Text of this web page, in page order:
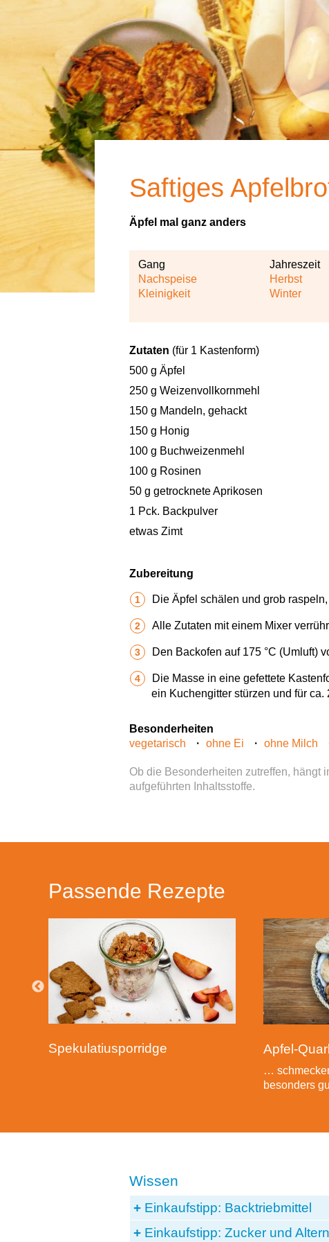
Saftiges
Äpfel mal ganz anders
Gang
Nachspeise
Kleinigkeit
Jahreszeit
Herbst
Winter
Zutaten (für 1 Kastenform)
500 g Äpfel
250 g Weizenvollkornmehl
150 g Mandeln, gehackt
150 g Honig
100 g Buchweizenmehl
100 g Rosinen
50 g getrocknete Aprikosen
1 Pck. Backpulver
etwas Zimt
Zubereitung
Die Äpfel schälen und grob
Alle Zutaten mit einem Mixer
Den Backofen auf 175 °C (Umluft)
Die Masse in eine gefettete
ein Kuchengitter stürzen und für
Besonderheiten
vegetarisch
ohne Ei ohne Milch
Ob die Besonderheiten zutreffen, hängt
aufgeführten Inhaltsstoffe.
Passende Rezepte
Spekulatiusporridge Apfel-
…
besonders
Einkaufstipp: Backtriebmittel
Einkaufstipp: Zucker und